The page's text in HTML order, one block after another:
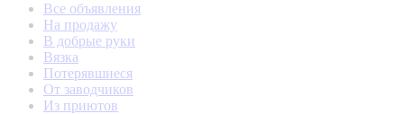
Все объявления
На продажу
В добрые руки
Вязка
Потерявшиеся
От заводчиков
Из приютов